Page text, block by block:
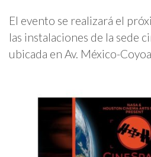
El evento se realizará el
las instalaciones de la sede
ubicada en Av. México-